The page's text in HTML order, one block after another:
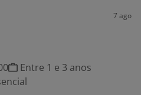
7 ago
Entre 1 e 3 anos